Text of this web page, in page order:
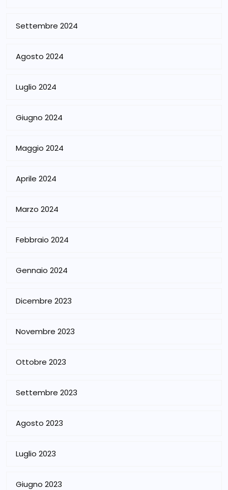
Settembre 2024
Agosto 2024
Luglio 2024
Giugno 2024
Maggio 2024
Aprile 2024
Marzo 2024
Febbraio 2024
Gennaio 2024
Dicembre 2023
Novembre 2023
Ottobre 2023
Settembre 2023
Agosto 2023
Luglio 2023
Giugno 2023